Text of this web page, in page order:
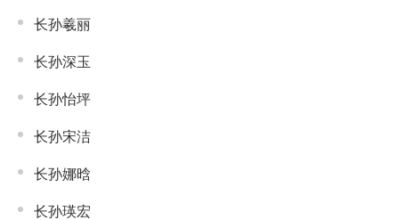
长孙羲丽
长孙深玉
长孙怡坪
长孙宋洁
长孙娜晗
长孙瑛宏